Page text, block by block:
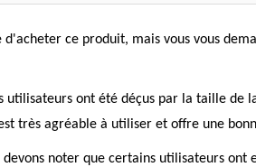
d'acheter ce produit, mais vous vous
utilisateurs ont été déçus par la taille de
très agréable à utiliser et offre une
devons noter que certains utilisateurs